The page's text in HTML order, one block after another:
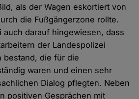
als der Wagen eskortiert von
die Fußgängerzone rollte.
auch darauf hingewiesen, dass
der Landespolizei
bestand, die für die
waren und einen sehr
Dialog pflegten. Neben
positiven Gesprächen mit